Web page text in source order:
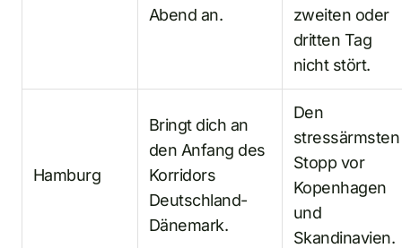
Abend an.
zweiten oder
dritten Tag
nicht stört.
Hamburg
Bringt dich an
den Anfang des
Korridors
Deutschland-
Dänemark.
Den
stressärmsten
Stopp vor
Kopenhagen
und
Skandinavien.